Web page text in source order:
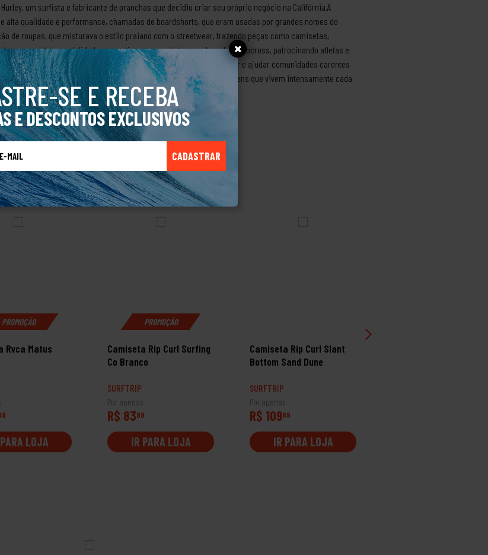
SE E RECEBA
E DESCONTOS EXCLUSIVOS
CADASTRAR
um surfista e fabricante de pranchas que decidiu criar seu próprio negócio na Califórnia.A
alta qualidade e performance, chamadas de boardshorts, que eram usadas por grandes nomes do
de roupas, que misturava o estilo praiano com o streetwear, trazendo peças como camisetas,
com outras modalidades esportivas, como skate, snowboard e motocross, patrocinando atletas e
sociais e ambientais, como o Hurley H2O, que visa conscientizar e ajudar comunidades carentes
que representa a liberdade, a criatividade e a diversão dos jovens que vivem intensamente cada
VOCÊ TAMBÉM GOSTE
PROMOÇÃO
Rvca Matus
LOJA
PROMOÇÃO
Camiseta Rip Curl Surfing
Co Branco
SURFTRIP
Por apenas
R$ 8399
IR PARA LOJA
Camiseta Rip Curl Slant
Bottom Sand Dune
SURFTRIP
Por apenas
R$ 10999
IR PARA LOJA